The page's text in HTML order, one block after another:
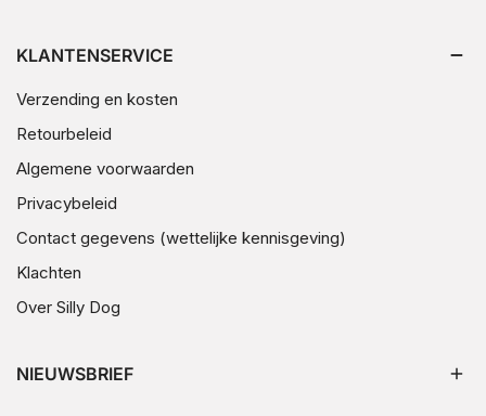
KLANTENSERVICE
Verzending en kosten
Retourbeleid
Algemene voorwaarden
Privacybeleid
Contact gegevens (wettelijke kennisgeving)
Klachten
Over Silly Dog
NIEUWSBRIEF